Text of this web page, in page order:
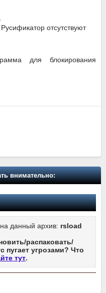
отсутствуют
для блокирования
внимательно:
данный архив: rsload
распаковать/
пугает угрозами? Что
тут.